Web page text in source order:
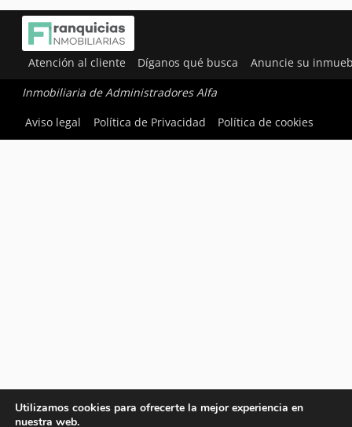
Atención al cliente Díganos qué busca Anuncie su
Inmobiliaria de Administradores Alfa
Aviso legal
Política de Privacidad Política de cookies
Utilizamos cookies para ofrecerte la mejor experiencia en
nuestra web.